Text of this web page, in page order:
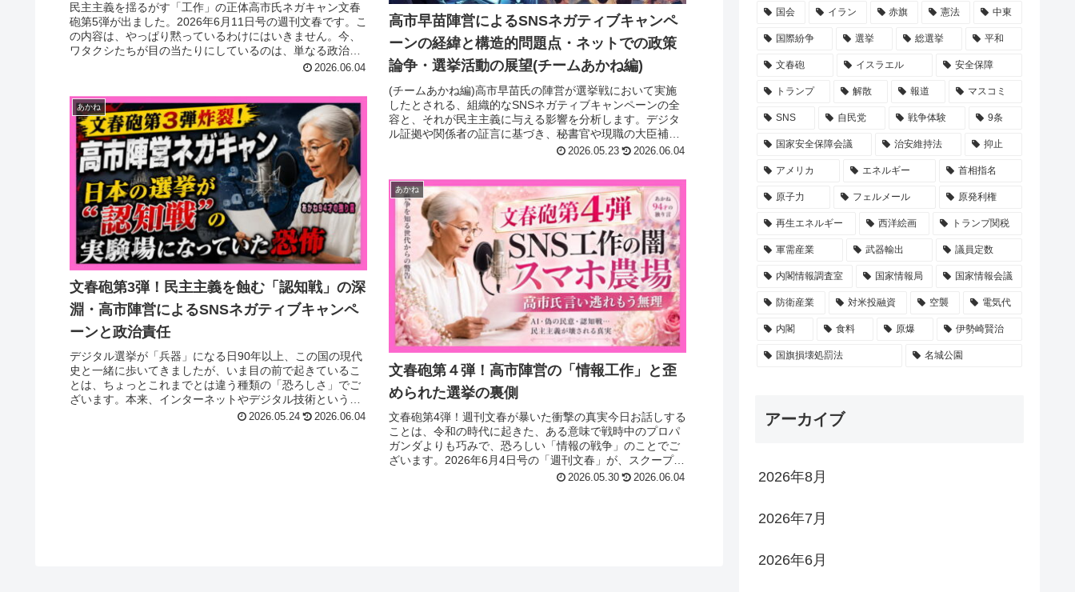
民主主義を揺るがす「工作」の正体高市氏ネガキャン文春
砲第5弾が出ました。2026年6月11日号の週刊文春です。こ
の内容は、やっぱり黙っているわけにはいきません。今、
ワタクシたちが目の当たりにしているのは、単なる政治家
2026.06.04
高市早苗陣営によるSNSネガティブキャンペ
ーンの経緯と構造的問題点・ネットでの政策
論争・選挙活動の展望(チームあかね編)
(チームあかね編)高市早苗氏の陣営が選挙戦において実施
したとされる、組織的なSNSネガティブキャンペーンの全
容と、それが民主主義に与える影響を分析します。デジタ
ル証拠や関係者の証言に基づき、秘書官や現職の大臣補佐
2026.05.23 2026.06.04
あかね
文春砲第3弾！民主主義を蝕む「認知戦」の深
淵・高市陣営によるSNSネガティブキャンペ
ーンと政治責任
デジタル選挙が「兵器」になる日90年以上、この国の現代
史と一緒に歩いてきましたが、いま目の前で起きているこ
とは、ちょっとこれまでとは違う種類の「恐ろしさ」でご
ざいます。本来、インターネットやデジタル技術というの
は、候補者と有権者が直接対話で... 2026.05.24 2026.06.04
あかね
文春砲第４弾！高市陣営の「情報工作」と歪
められた選挙の裏側
文春砲第4弾！週刊文春が暴いた衝撃の真実今日お話しする
ことは、令和の時代に起きた、ある意味で戦時中のプロパ
ガンダよりも巧みで、恐ろしい「情報の戦争」のことでご
ざいます。2026年6月4日号の「週刊文春」が、スクープの
2026.05.30 2026.06.04
国会 イラン 赤旗 憲法 中東
国際紛争 選挙 総選挙 平和
文春砲 イスラエル 安全保障
トランプ 解散 報道 マスコミ
SNS 自民党 戦争体験 9条
国家安全保障会議 治安維持法 抑止
アメリカ エネルギー 首相指名
原子力 フェルメール 原発利権
再生エネルギー 西洋絵画 トランプ関税
軍需産業 武器輸出 議員定数
内閣情報調査室 国家情報局 国家情報会議
防衛産業 対米投融資 空襲 電気代
内閣 食料 原爆 伊勢崎賢治
国旗損壊処罰法 名城公園
アーカイブ
2026年8月
2026年7月
2026年6月